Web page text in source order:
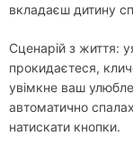
вкладаєш дитину
Сценарій з життя:
прокидаєтеся,
увімкне ваш
автоматично
натискати кнопки.